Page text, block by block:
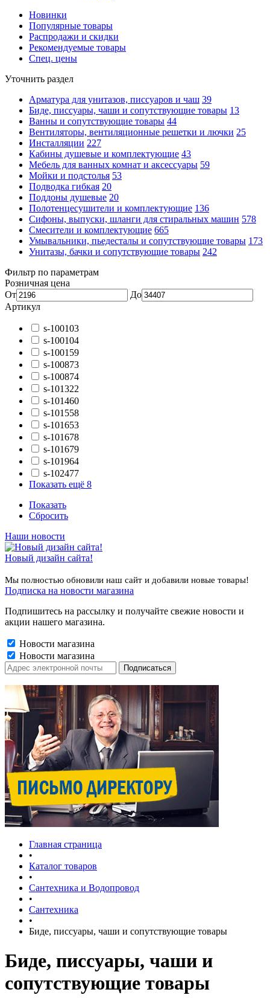
Новинки
Популярные товары
Распродажи и скидки
Рекомендуемые товары
Спец. цены
Уточнить раздел
Арматура для унитазов, писсуаров и чаш 39
Биде, писсуары, чаши и сопутствующие товары 13
Ванны и сопутствующие товары 44
Вентиляторы, вентиляционные решетки и лючки 25
Инсталляции 227
Кабины душевые и комплектующие 43
Мебель для ванных комнат и аксессуары 59
Мойки и подстолья 53
Подводка гибкая 20
Поддоны душевые 20
Полотенцесушители и комплектующие 136
Сифоны, выпуски, шланги для стиральных машин 578
Смесители и комплектующие 665
Умывальники, пьедесталы и сопутствующие товары 173
Унитазы, бачки и сопутствующие товары 242
Фильтр по параметрам
Розничная цена
От
До
Артикул
s-100103
s-100104
s-100159
s-100873
s-100874
s-101322
s-101460
s-101558
s-101653
s-101678
s-101679
s-101964
s-102477
Показать ещё 8
Показать
Сбросить
Наши новости
Новый дизайн сайта!
Мы полностью обновили наш сайт и добавили новые товары!
Подписка на новости магазина
Подпишитесь на рассылку и получайте свежие новости и
акции нашего магазина.
Новости магазина
Новости магазина
Главная страница
•
Каталог товаров
•
Сантехника и Водопровод
•
Сантехника
•
Биде, писсуары, чаши и сопутствующие товары
Биде, писсуары, чаши и
сопутствующие товары